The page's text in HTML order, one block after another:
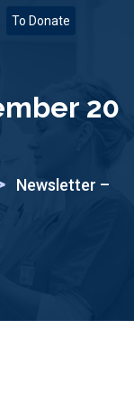
To Donate
20
Newsletter –